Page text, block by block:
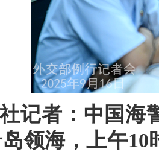
记者：中国海
岛领海，上午